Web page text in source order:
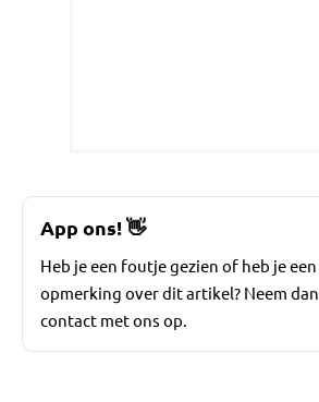
App ons!👋
Heb je een foutje gezien of heb je een
opmerking over dit artikel? Neem dan
contact met ons op.